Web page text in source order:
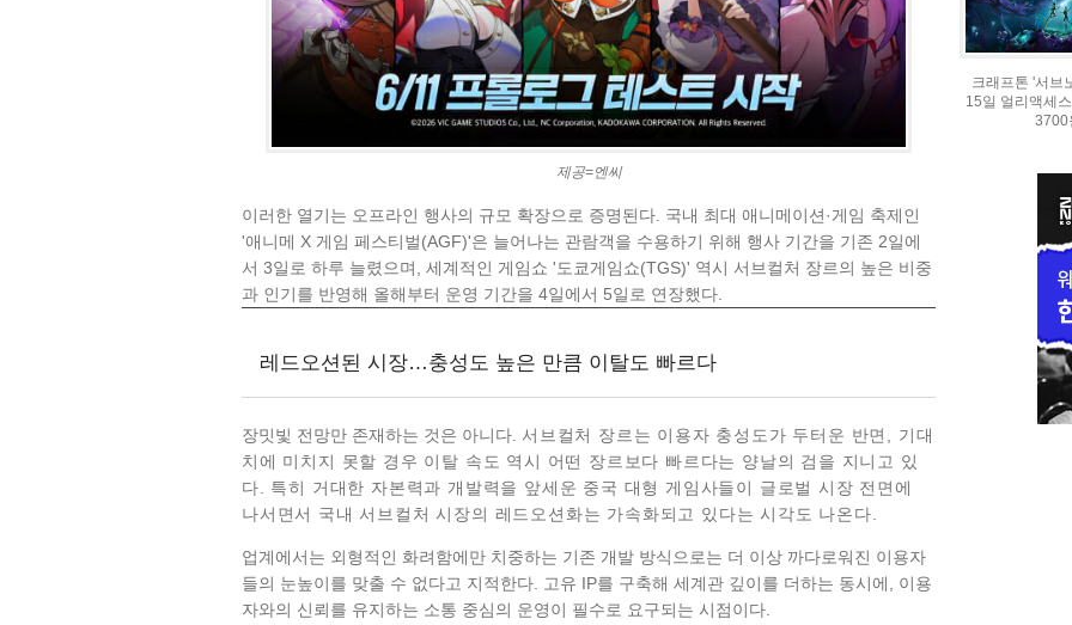
제공=엔씨
이러한 열기는 오프라인 행사의 규모 확장으로 증명된다. 국내 최대 애니메이션·게임 축제인
'애니메 X 게임 페스티벌(AGF)'은 늘어나는 관람객을 수용하기 위해 행사 기간을 기존 2일에
서 3일로 하루 늘렸으며, 세계적인 게임쇼 '도쿄게임쇼(TGS)' 역시 서브컬처 장르의 높은 비중
과 인기를 반영해 올해부터 운영 기간을 4일에서 5일로 연장했다.
레드오션된 시장…충성도 높은 만큼 이탈도 빠르다
장밋빛 전망만 존재하는 것은 아니다. 서브컬처 장르는 이용자 충성도가 두터운 반면, 기대
치에 미치지 못할 경우 이탈 속도 역시 어떤 장르보다 빠르다는 양날의 검을 지니고 있
다. 특히 거대한 자본력과 개발력을 앞세운 중국 대형 게임사들이 글로벌 시장 전면에
나서면서 국내 서브컬처 시장의 레드오션화는 가속화되고 있다는 시각도 나온다.
업계에서는 외형적인 화려함에만 치중하는 기존 개발 방식으로는 더 이상 까다로워진 이용자
들의 눈높이를 맞출 수 없다고 지적한다. 고유 IP를 구축해 세계관 깊이를 더하는 동시에, 이용
자와의 신뢰를 유지하는 소통 중심의 운영이 필수로 요구되는 시점이다.
크래프톤 '서브
15일 얼리액세
3700